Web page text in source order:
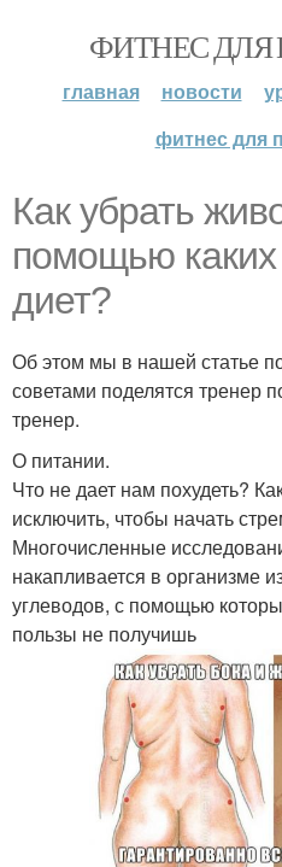
ФИТНЕС
главная новости
фитнес для
Как убрать
помощью
диет?
Об этом мы в нашей статье
советами поделятся тренер
тренер.
О питании.
Что не дает нам похудеть?
исключить, чтобы начать
Многочисленные
накапливается в организме
углеводов, с помощью
пользы не получишь